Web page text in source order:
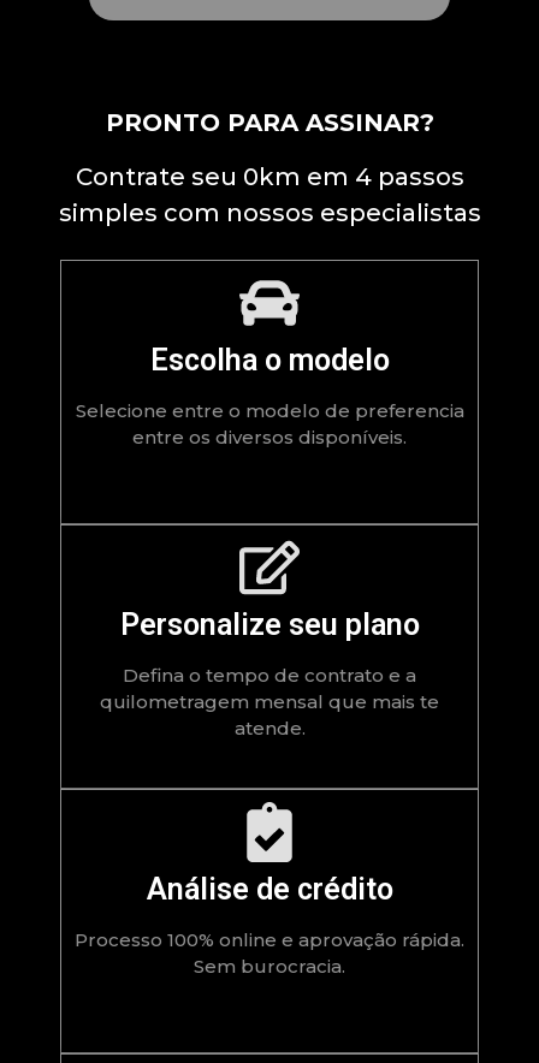
PRONTO PARA ASSINAR?
Contrate seu 0km em 4 passos
simples com nossos especialistas
Escolha o modelo
Selecione entre o modelo de preferencia
entre os diversos disponíveis.
Personalize seu plano
Defina o tempo de contrato e a
quilometragem mensal que mais te
atende.
Análise de crédito
Processo 100% online e aprovação rápida.
Sem burocracia.